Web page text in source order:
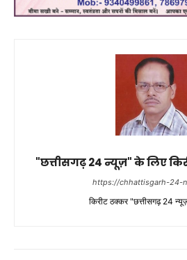
"छत्तीसगढ़ 24 न्यूज़" के लिए
https://chhattisgarh-24-
किरीट ठक्कर "छत्तीसगढ़ 24